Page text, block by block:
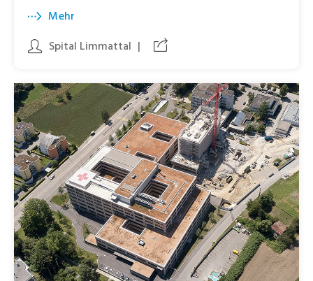
Mehr
Spital Limmattal |